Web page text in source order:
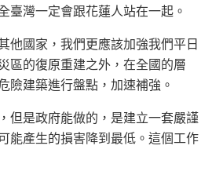
臺灣一定會跟花蓮人站在一起。
他國家，我們更應該加強我們平日
區的復原重建之外，在全國的層
險建築進行盤點，加速補強。
但是政府能做的，是建立一套嚴謹
能產生的損害降到最低。這個工作